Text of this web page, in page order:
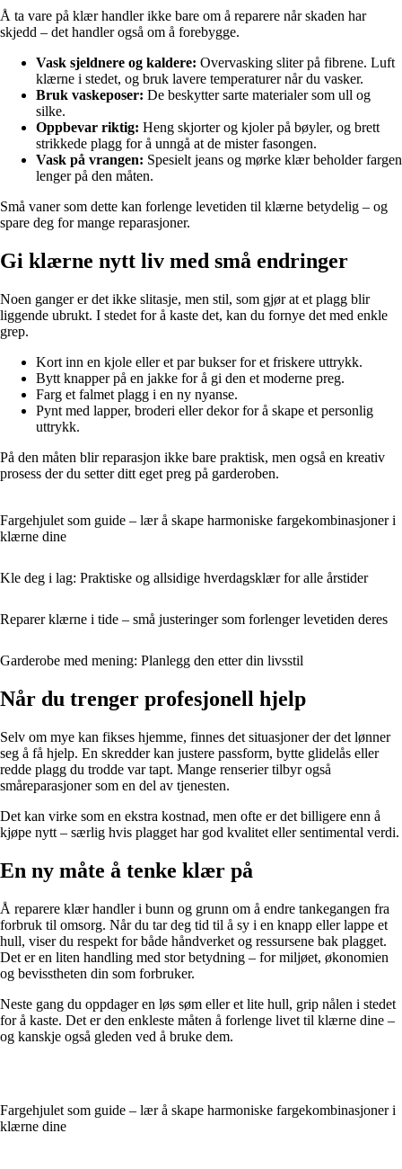
Å ta vare på klær handler ikke bare om å reparere når skaden har
skjedd – det handler også om å forebygge.
Vask sjeldnere og kaldere: Overvasking sliter på fibrene. Luft
klærne i stedet, og bruk lavere temperaturer når du vasker.
Bruk vaskeposer: De beskytter sarte materialer som ull og
silke.
Oppbevar riktig: Heng skjorter og kjoler på bøyler, og brett
strikkede plagg for å unngå at de mister fasongen.
Vask på vrangen: Spesielt jeans og mørke klær beholder fargen
lenger på den måten.
Små vaner som dette kan forlenge levetiden til klærne betydelig – og
spare deg for mange reparasjoner.
Gi klærne nytt liv med små endringer
Noen ganger er det ikke slitasje, men stil, som gjør at et plagg blir
liggende ubrukt. I stedet for å kaste det, kan du fornye det med enkle
grep.
Kort inn en kjole eller et par bukser for et friskere uttrykk.
Bytt knapper på en jakke for å gi den et moderne preg.
Farg et falmet plagg i en ny nyanse.
Pynt med lapper, broderi eller dekor for å skape et personlig
uttrykk.
På den måten blir reparasjon ikke bare praktisk, men også en kreativ
prosess der du setter ditt eget preg på garderoben.
Fargehjulet som guide – lær å skape harmoniske fargekombinasjoner i
klærne dine
Kle deg i lag: Praktiske og allsidige hverdagsklær for alle årstider
Reparer klærne i tide – små justeringer som forlenger levetiden deres
Garderobe med mening: Planlegg den etter din livsstil
Når du trenger profesjonell hjelp
Selv om mye kan fikses hjemme, finnes det situasjoner der det lønner
seg å få hjelp. En skredder kan justere passform, bytte glidelås eller
redde plagg du trodde var tapt. Mange renserier tilbyr også
småreparasjoner som en del av tjenesten.
Det kan virke som en ekstra kostnad, men ofte er det billigere enn å
kjøpe nytt – særlig hvis plagget har god kvalitet eller sentimental verdi.
En ny måte å tenke klær på
Å reparere klær handler i bunn og grunn om å endre tankegangen fra
forbruk til omsorg. Når du tar deg tid til å sy i en knapp eller lappe et
hull, viser du respekt for både håndverket og ressursene bak plagget.
Det er en liten handling med stor betydning – for miljøet, økonomien
og bevisstheten din som forbruker.
Neste gang du oppdager en løs søm eller et lite hull, grip nålen i stedet
for å kaste. Det er den enkleste måten å forlenge livet til klærne dine –
og kanskje også gleden ved å bruke dem.
Fargehjulet som guide – lær å skape harmoniske fargekombinasjoner i
klærne dine